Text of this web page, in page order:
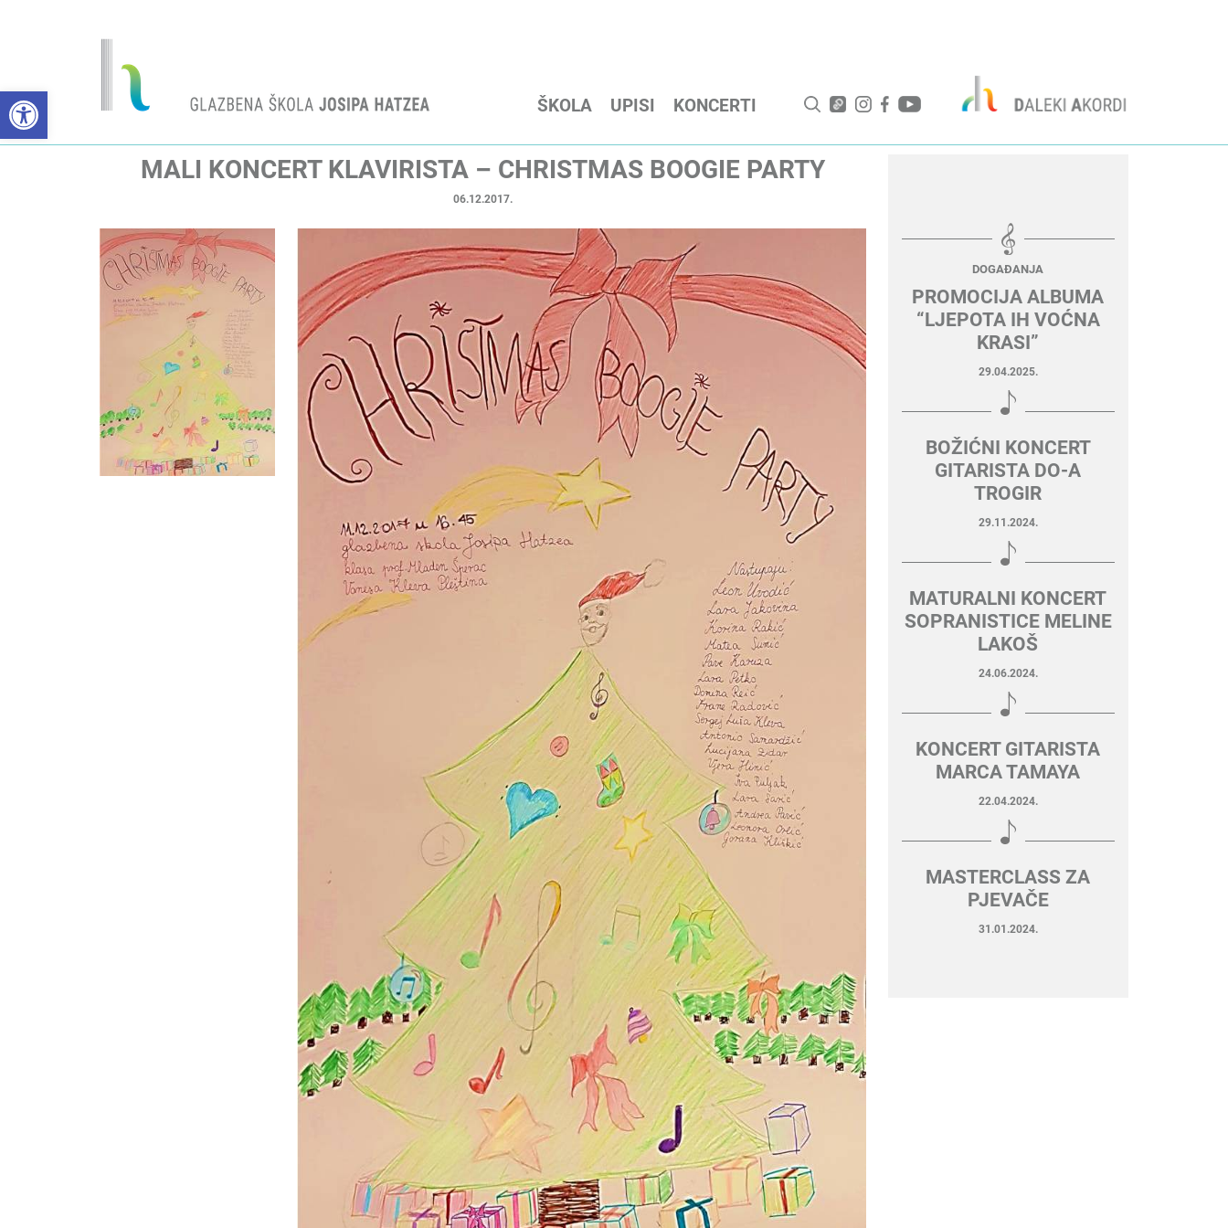
Open toolbar ŠKOLA UPISI KONCERTI
MALI KONCERT KLAVIRISTA – CHRISTMAS BOOGIE PARTY
06.12.2017.
DOGAĐANJA
PROMOCIJA ALBUMA
“LJEPOTA IH VOĆNA
KRASI”
29.04.2025.
BOŽIĆNI KONCERT
GITARISTA DO-A
TROGIR
29.11.2024.
MATURALNI KONCERT
SOPRANISTICE MELINE
LAKOŠ
24.06.2024.
KONCERT GITARISTA
MARCA TAMAYA
22.04.2024.
MASTERCLASS ZA
PJEVAČE
31.01.2024.